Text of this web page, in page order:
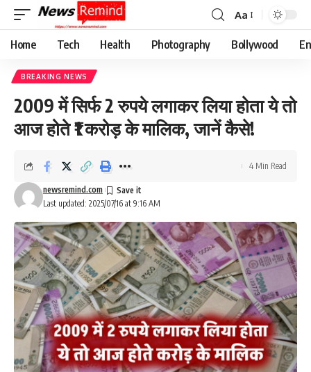
Font
Resizer
Aa
Home Tech Health Photography Bollywood
BREAKING NEWS
2009 में सिर्फ 2 रुपये लगाकर लिया होता ये तो
आज होते ₹1 करोड़ के मालिक, जानें कैसे!
Last updated: 2025/07/16 at 9:16 AM
newsremind.com
4 Min Read